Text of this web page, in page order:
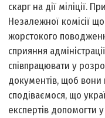
скарг на дії міліції.
Незалежної комісії
жорстокого
сприяння
співпрацювати у
документів, щоб вони
сподіваємося, що
експертів допомогти